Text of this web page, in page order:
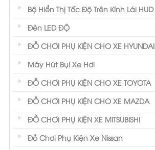
Bộ Hiển Thị Tốc Độ Trên Kính Lái HUD
Đèn LED ĐỘ
ĐỒ CHƠI PHỤ KIỆN CHO XE HYUNDAI
Máy Hút Bụi Xe Hơi
ĐỒ CHƠI PHỤ KIỆN CHO XE TOYOTA
ĐỒ CHƠI PHỤ KIỆN CHO XE MAZDA
ĐỒ CHƠI PHỤ KIỆN XE MITSUBISHI
Đồ Chơi Phụ Kiện Xe Nissan